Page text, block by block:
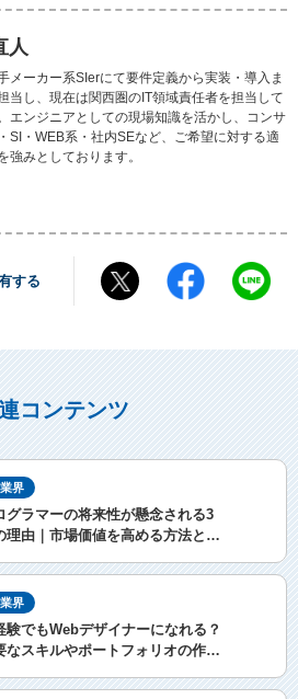
人
メーカー系SIerにて要件定義から実装・導入ま
当し、現在は関西圏のIT領域責任者を担当して
エンジニアとしての現場知識を活かし、コンサ
SI・WEB系・社内SEなど、ご希望に対する適
強みとしております。
する
コンテンツ
業界
グラマーの将来性が懸念される3
理由｜市場価値を高める方法と
業界
験でもWebデザイナーになれる？
なスキルやポートフォリオの作り